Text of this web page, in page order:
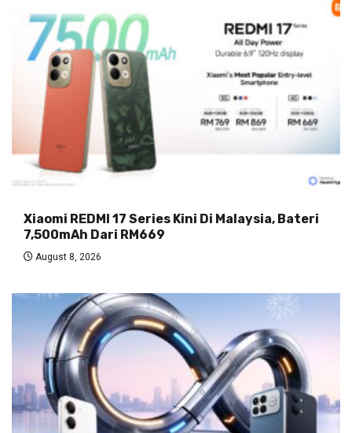
Xiaomi REDMI 17 Series Kini Di Malaysia, Bateri
7,500mAh Dari RM669
August 8, 2026